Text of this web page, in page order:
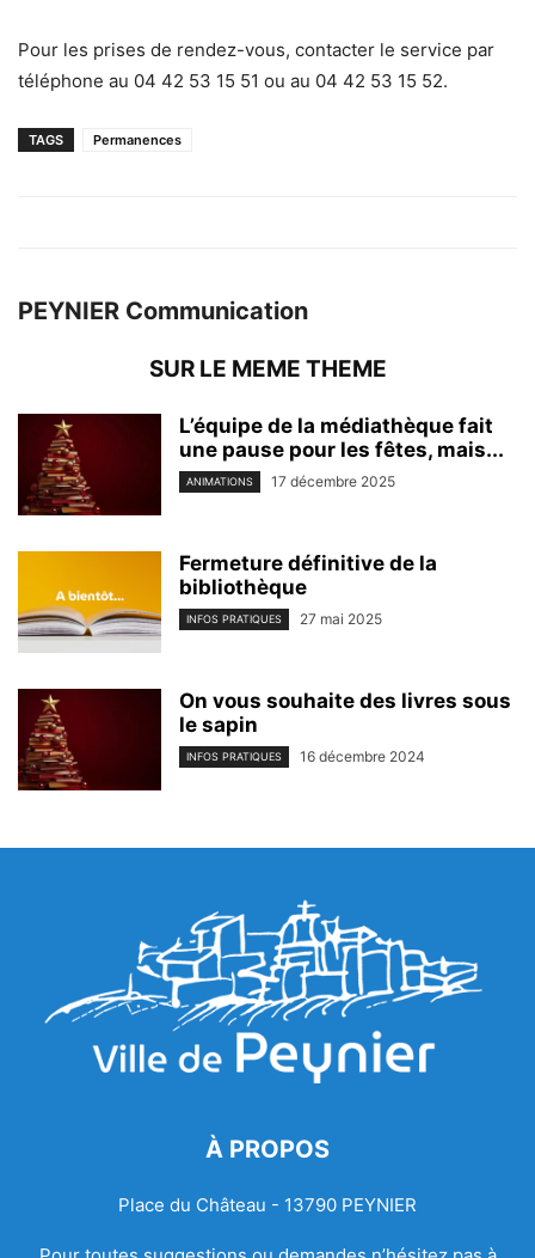
Pour les prises de rendez-vous, contacter le service par
téléphone au 04 42 53 15 51 ou au 04 42 53 15 52.
TAGS Permanences
PEYNIER Communication
SUR LE MEME THEME
L’équipe de la médiathèque fait
une pause pour les fêtes, mais...
ANIMATIONS 17 décembre 2025
Fermeture définitive de la
bibliothèque
INFOS PRATIQUES 27 mai 2025
On vous souhaite des livres sous
le sapin
INFOS PRATIQUES 16 décembre 2024
À PROPOS
Place du Château - 13790 PEYNIER